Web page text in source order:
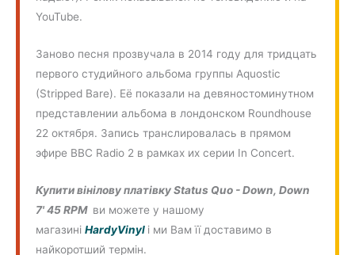
YouTube.
Заново песня прозвучала в 2014 году для тридцать
первого студийного альбома группы Aquostic
(Stripped Bare). Её показали на девяностоминутном
представлении альбома в лондонском Roundhouse
22 октября. Запись транслировалась в прямом
эфире BBC Radio 2 в рамках их серии In Concert.
Купити вінілову платівку Status Quo - Down, Down
7' 45 RPM ви можете у нашому
магазиніHardyVinyl і ми Вам її доставимо в
найкоротший термін.